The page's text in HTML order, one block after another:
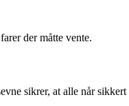
der måtte vente.
sikrer, at alle når sikkert